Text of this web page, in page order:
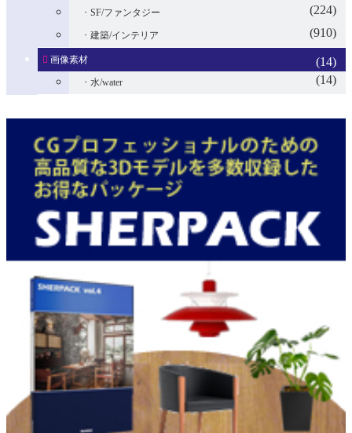
SF/ファンタジー (224)
建築/インテリア (910)
画像素材 (14)
水/water (14)